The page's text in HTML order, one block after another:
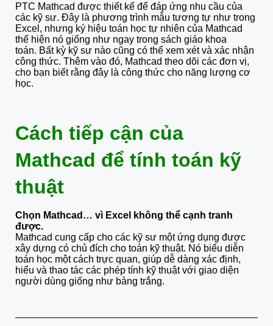
PTC Mathcad được thiết kế để đáp ứng nhu cầu của
các kỹ sư. Đây là phương trình mẫu tương tự như trong
Excel, nhưng ký hiệu toán học tự nhiên của Mathcad
thể hiện nó giống như ngay trong sách giáo khoa
toán. Bất kỳ kỹ sư nào cũng có thể xem xét và xác nhận
công thức. Thêm vào đó, Mathcad theo dõi các đơn vị,
cho bạn biết rằng đây là công thức cho năng lượng cơ
học.
Cách tiếp cận của
Mathcad để tính toán kỹ
thuật
Chọn Mathcad… vì Excel không thể cạnh tranh
được.
Mathcad cung cấp cho các kỹ sư một ứng dụng được
xây dựng có chủ đích cho toán kỹ thuật. Nó biểu diễn
toán học một cách trực quan, giúp dễ dàng xác định,
hiểu và thao tác các phép tính kỹ thuật với giao diện
người dùng giống như bảng trắng.